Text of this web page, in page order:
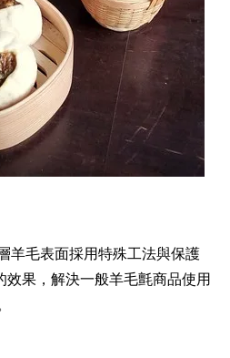
羊毛表面採用特殊工法與保護
果，解決一般羊毛氈商品使用